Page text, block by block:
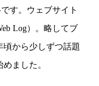
す。ウェブサイト
Log）。略してブ
頃から少しずつ話題
ました。